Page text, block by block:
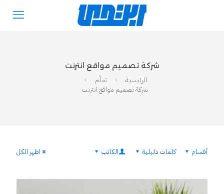
شركة تصميم مواقع انترنت
الرئيسية
تعلّم
شركة تصميم مواقع انترنت
أقسام كلمات دليلية الكاتب اظهر الكل